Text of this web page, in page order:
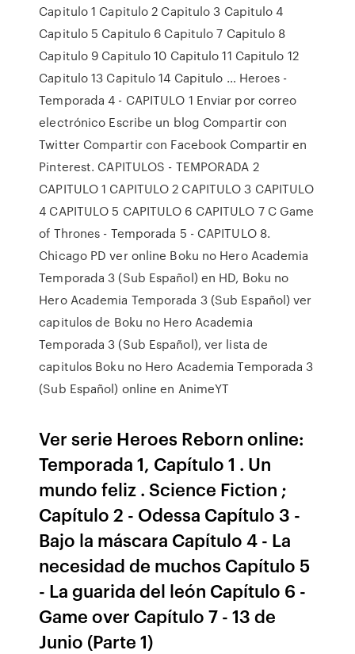
Capitulo 1 Capitulo 2 Capitulo 3 Capitulo 4
Capitulo 5 Capitulo 6 Capitulo 7 Capitulo 8
Capitulo 9 Capitulo 10 Capitulo 11 Capitulo 12
Capitulo 13 Capitulo 14 Capitulo … Heroes -
Temporada 4 - CAPITULO 1 Enviar por correo
electrónico Escribe un blog Compartir con
Twitter Compartir con Facebook Compartir en
Pinterest. CAPITULOS - TEMPORADA 2
CAPITULO 1 CAPITULO 2 CAPITULO 3 CAPITULO
4 CAPITULO 5 CAPITULO 6 CAPITULO 7 C Game
of Thrones - Temporada 5 - CAPITULO 8.
Chicago PD ver online Boku no Hero Academia
Temporada 3 (Sub Español) en HD, Boku no
Hero Academia Temporada 3 (Sub Español) ver
capitulos de Boku no Hero Academia
Temporada 3 (Sub Español), ver lista de
capitulos Boku no Hero Academia Temporada 3
(Sub Español) online en AnimeYT
Ver serie Heroes Reborn online:
Temporada 1, Capítulo 1 . Un
mundo feliz . Science Fiction ;
Capítulo 2 - Odessa Capítulo 3 -
Bajo la máscara Capítulo 4 - La
necesidad de muchos Capítulo 5
- La guarida del león Capítulo 6 -
Game over Capítulo 7 - 13 de
Junio (Parte 1)